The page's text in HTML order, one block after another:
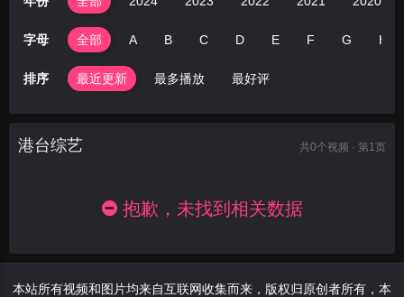
字母 全部 A B C D E F G H
排序 最近更新 最多播放 最好评
港台综艺 共0个视频 · 第1页
抱歉，未找到相关数据
本站所有视频和图片均来自互联网收集而来，版权归原创者所有，本